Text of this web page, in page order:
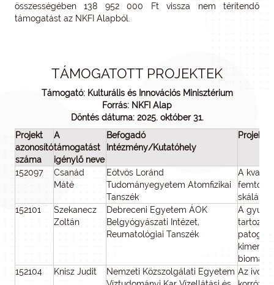
összességében 138 952 000 Ft vissza nem térítendő
támogatást az NKFI Alapból.
TÁMOGATOTT PROJEKTEK
Támogató: Kulturális és Innovációs Minisztérium
Forrás: NKFI Alap
Döntés dátuma: 2025. október 31.
Projekt
azonosító
száma
A
támogatást
igénylő neve
Befogadó
Intézmény/Kutatóhely
Projekt
152097
Csanád
Máté
Eötvös Loránd
Tudományegyetem Atomfizikai
Tanszék
A
skálán
152101
Szekanecz
Zoltán
Debreceni Egyetem ÁOK
Belgyógyászati Intézet,
Reumatológiai Tanszék
A
tartozó
152104
Knisz Judit
Nemzeti Közszolgálati Egyetem Az